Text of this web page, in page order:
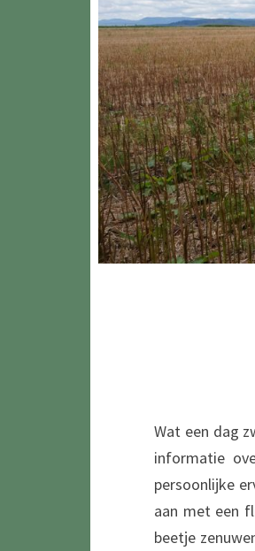
Wat een dag
informatie
persoonlijke
aan met een
beetje